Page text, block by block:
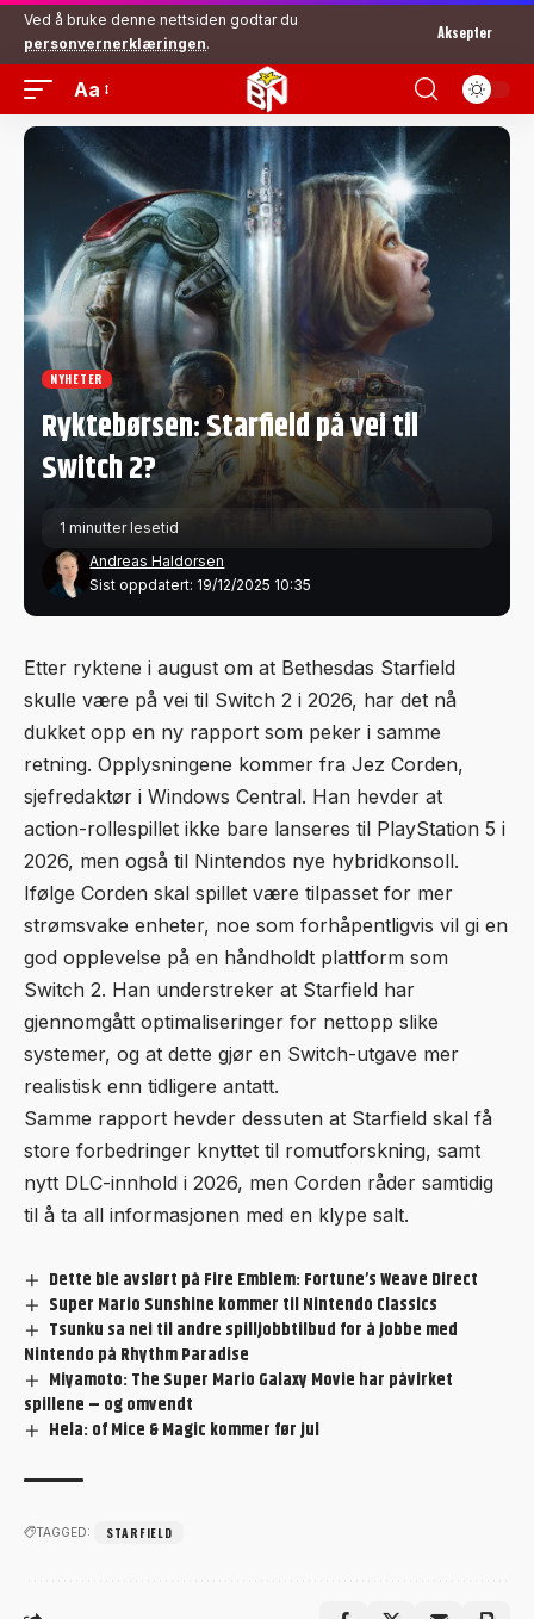
Ved å bruke denne nettsiden godtar du
personvernerklæringen.
Aksepter
Aa
NYHETER
Ryktebørsen: Starfield på vei til
Switch 2?
Sist oppdatert: 19/12/2025 10:35
Andreas Haldorsen
1 minutter lesetid
Etter ryktene i august om at Bethesdas Starfield
skulle være på vei til Switch 2 i 2026, har det nå
dukket opp en ny rapport som peker i samme
retning. Opplysningene kommer fra Jez Corden,
sjefredaktør i Windows Central. Han hevder at
action-rollespillet ikke bare lanseres til PlayStation 5 i
2026, men også til Nintendos nye hybridkonsoll.
Ifølge Corden skal spillet være tilpasset for mer
strømsvake enheter, noe som forhåpentligvis vil gi en
god opplevelse på en håndholdt plattform som
Switch 2. Han understreker at Starfield har
gjennomgått optimaliseringer for nettopp slike
systemer, og at dette gjør en Switch-utgave mer
realistisk enn tidligere antatt.
Samme rapport hevder dessuten at Starfield skal få
store forbedringer knyttet til romutforskning, samt
nytt DLC-innhold i 2026, men Corden råder samtidig
til å ta all informasjonen med en klype salt.
Dette ble avslørt på Fire Emblem: Fortune’s Weave Direct
Super Mario Sunshine kommer til Nintendo Classics
Tsunku sa nei til andre spilljobbtilbud for å jobbe med
Nintendo på Rhythm Paradise
Miyamoto: The Super Mario Galaxy Movie har påvirket
spillene – og omvendt
Hela: of Mice & Magic kommer før jul
TAGGED: STARFIELD